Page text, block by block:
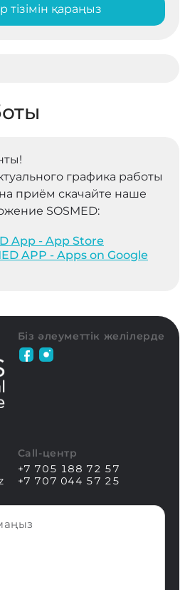
тізімін қараңыз
графика работы
приём скачайте наше
SOSMED:
App - App Store
APP - Apps on Google
Біз әлеуметтік желілерде
Call-центр
+7 705 188 72 57
+7 707 044 57 25